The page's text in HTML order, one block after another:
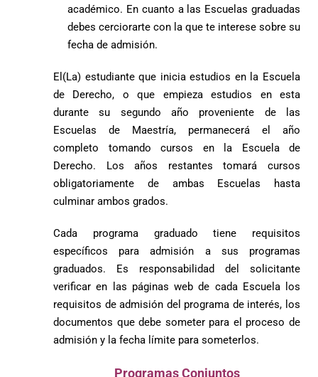
académico. En cuanto a las Escuelas graduadas
debes cerciorarte con la que te interese sobre su
fecha de admisión.
El(La) estudiante que inicia estudios en la Escuela
de Derecho, o que empieza estudios en esta
durante su segundo año proveniente de las
Escuelas de Maestría, permanecerá el año
completo tomando cursos en la Escuela de
Derecho. Los años restantes tomará cursos
obligatoriamente de ambas Escuelas hasta
culminar ambos grados.
Cada programa graduado tiene requisitos
específicos para admisión a sus programas
graduados. Es responsabilidad del solicitante
verificar en las páginas web de cada Escuela los
requisitos de admisión del programa de interés, los
documentos que debe someter para el proceso de
admisión y la fecha límite para someterlos.
Programas Conjuntos